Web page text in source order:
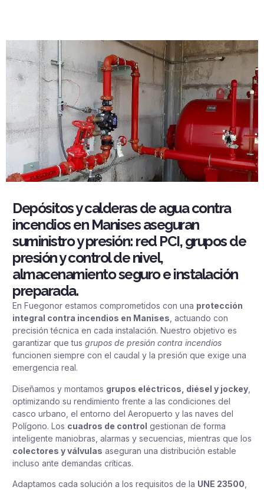
Depósitos y calderas de agua contra
incendios en Manises aseguran
suministro y presión: red PCI, grupos de
presión y control de nivel,
almacenamiento seguro e instalación
preparada.
En Fuegonor estamos comprometidos con una protección
integral contra incendios en Manises, actuando con
precisión técnica en cada instalación. Nuestro objetivo es
garantizar que tus grupos de presión contra incendios
funcionen siempre con el caudal y la presión que exige una
emergencia real.
Diseñamos y montamos grupos eléctricos, diésel y jockey
optimizando su rendimiento frente a las condiciones del
casco urbano, el entorno del Aeropuerto y las naves del
Polígono. Los cuadros de control gestionan de forma
inteligente maniobras, alarmas y secuencias, mientras que los
colectores y válvulas aseguran una distribución estable
incluso ante demandas críticas.
Adaptamos cada solución a los requisitos de la UNE 23500